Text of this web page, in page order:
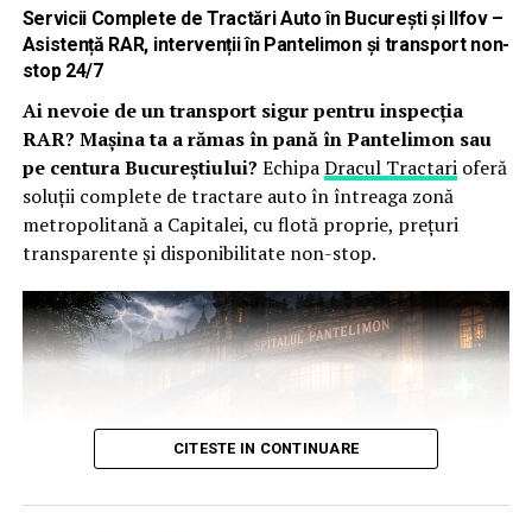
Dacă până acum smulgeai buruieni de câteva ori pe
săptămână, cu această metodă, frecvența scade
considerabil. În multe cazuri, doar cele care cresc fix în
locurile perforate, pe lângă plantele dorite, mai necesită
intervenție manuală.
Este un ajutor clar, mai ales dacă nu ai timp sau energie
pentru lucrări zilnice de întreținere.
Păstrează mai bine umiditatea
solului.
Apa se evaporă constant, mai ales în perioadele calde și
Aplicând o folie, reduci suprafața de evaporare. Asta
înseamnă că irigările vor fi mai rare, iar plantele vor
Servicii Complete de Tractări Auto în București și Ilfov –
Asistență RAR, intervenții în Pantelimon și transport non-
stop 24/7
Ai nevoie de un transport sigur pentru inspecția
RAR? Mașina ta a rămas în pană în Pantelimon sau
pe centura Bucureștiului? EchipaDracul Tractarioferă
soluții complete de tractare auto în întreaga zonă
metropolitană a Capitalei, cu flotă proprie, prețuri
transparente și disponibilitate non-stop.
CITESTE IN CONTINUARE